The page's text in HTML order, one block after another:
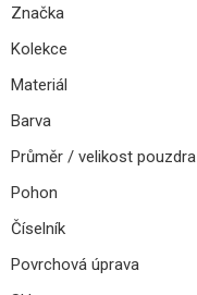
Značka
Kolekce
Materiál
Barva
Průměr / velikost pouzdra
Pohon
Číselník
Povrchová úprava